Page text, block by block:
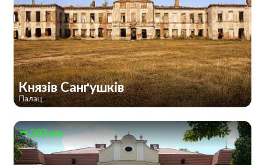
Князів Санґушків
Палац
203 км